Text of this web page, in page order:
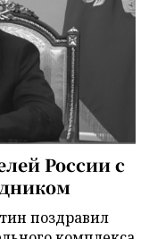
России с
поздравил